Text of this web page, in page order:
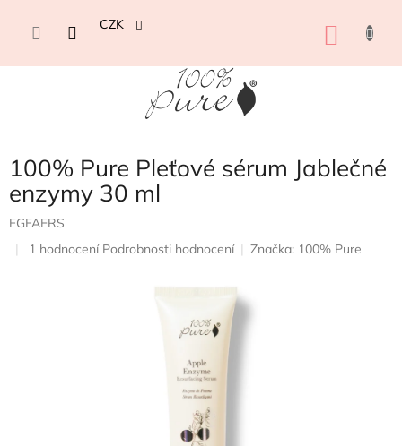
obsah
CZK
100% Pure Pleťové sérum Jablečné
enzymy 30 ml
FGFAERS
Průměrné
1 hodnocení Podrobnosti hodnocení Značka: 100% Pure